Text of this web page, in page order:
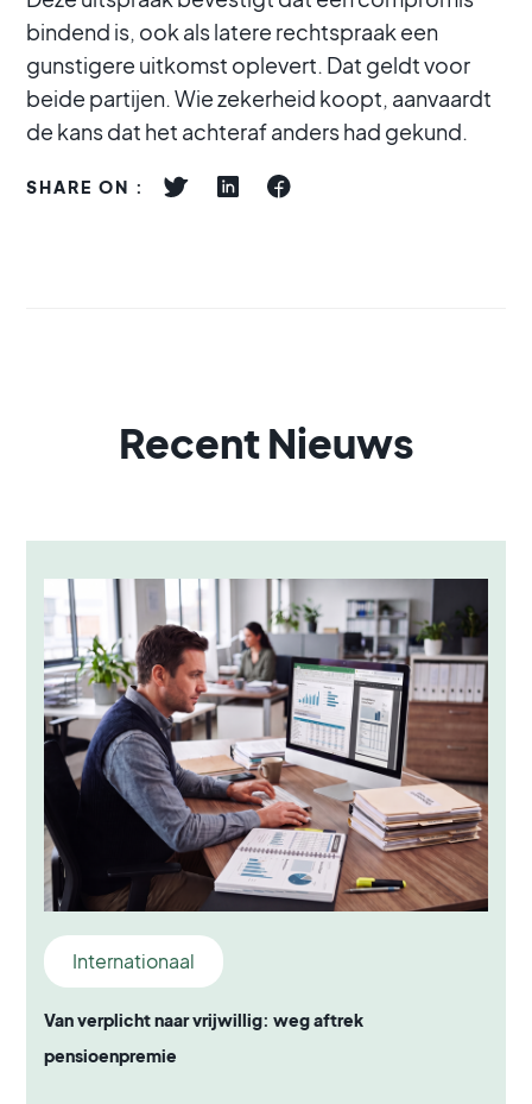
bindend is, ook als latere rechtspraak een
gunstigere uitkomst oplevert. Dat geldt voor
beide partijen. Wie zekerheid koopt, aanvaardt
de kans dat het achteraf anders had gekund.
SHARE ON :
Recent Nieuws
Internationaal
Van verplicht naar vrijwillig: weg aftrek
pensioenpremie